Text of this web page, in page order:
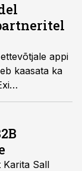
appi
kaasata ka
ja
Karita Sall